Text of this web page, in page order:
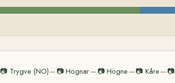
📷 Trygve (NO)— 📷Högnar— 📷Högne —📷 Kåre— 📷